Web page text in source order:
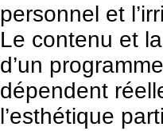
personnel et
Le contenu et
d’un
dépendent
l’esthétique